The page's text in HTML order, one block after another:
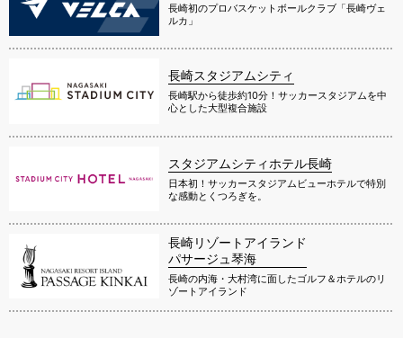
長崎初のプロバスケットボールクラブ「長崎ヴェ
ルカ」
長崎スタジアムシティ
長崎駅から徒歩約10分！サッカースタジアムを中
心とした大型複合施設
スタジアムシティホテル長崎
日本初！サッカースタジアムビューホテルで特別
な感動とくつろぎを。
長崎リゾートアイランド
パサージュ琴海
長崎の内海・大村湾に面したゴルフ＆ホテルのリ
ゾートアイランド